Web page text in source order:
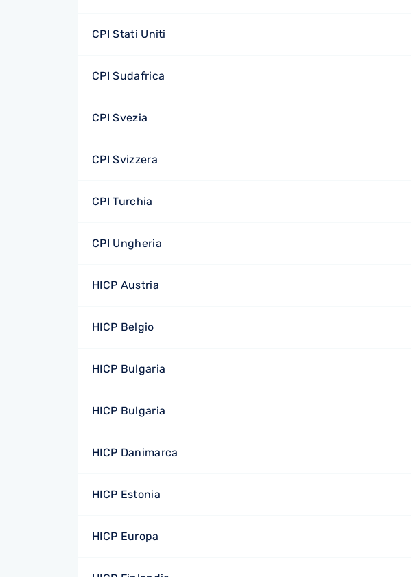
CPI Stati Uniti
CPI Sudafrica
CPI Svezia
CPI Svizzera
CPI Turchia
CPI Ungheria
HICP Austria
HICP Belgio
HICP Bulgaria
HICP Bulgaria
HICP Danimarca
HICP Estonia
HICP Europa